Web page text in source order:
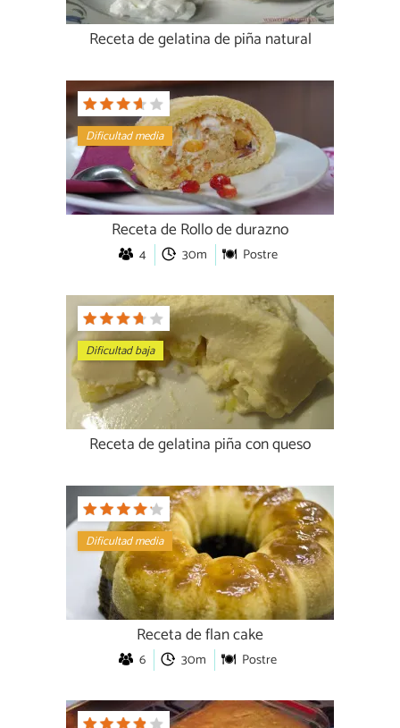
Receta de gelatina de piña natural
Dificultad media
Receta de Rollo de durazno
4 30m Postre
Dificultad baja
Receta de gelatina piña con queso
Dificultad media
Receta de flan cake
6 30m Postre